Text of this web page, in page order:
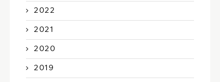
2022
2021
2020
2019